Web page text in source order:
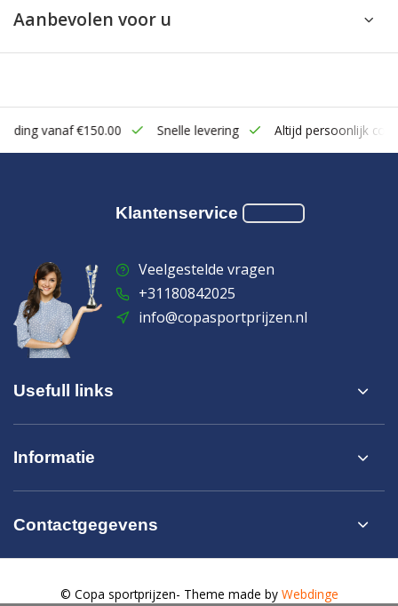
Aanbevolen voor u
vanaf €150.00 Snelle levering Altijd persoonlijk
Klantenservice
Veelgestelde vragen
+31180842025
info@copasportprijzen.nl
Usefull links
Informatie
Contactgegevens
© Copa sportprijzen- Theme made by Webdinge